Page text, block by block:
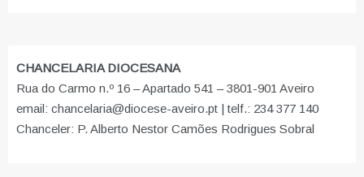
CHANCELARIA DIOCESANA
Rua do Carmo n.º 16 – Apartado 541 – 3801-901 Aveiro
email: chancelaria@diocese-aveiro.pt | telf.: 234 377 140
Chanceler: P. Alberto Nestor Camões Rodrigues Sobral